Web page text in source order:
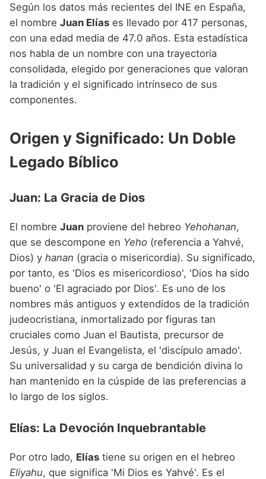
Nombres de niño que empiezan por O
Nombres de niño que empiezan por P
Nombres de niño que empiezan por Q
Nombres de niño que empiezan por R
Nombres de niño que empiezan por S
Nombres de niño que empiezan por U
Nombres de niño que empiezan por W
Nombres de niño que empiezan por Y
Nombres de niño que empiezan por Z
Nombres de Niño Riojanos
Nombres de Niño Valencianos
Nombres de Niño Vascos
Nombres de Niño Portugueses
Nombres de Niño Rumanos
Nombres de Niño Rusos
Nombres de Niño Suecos
Según los datos más recientes del INE en España,
el nombre Juan Elías es llevado por 417 personas,
con una edad media de 47.0 años. Esta estadística
nos habla de un nombre con una trayectoria
consolidada, elegido por generaciones que valoran
la tradición y el significado intrínseco de sus
componentes.
Origen y Significado: Un Doble
Legado Bíblico
Juan: La Gracia de Dios
El nombre Juan proviene del hebreo Yehohanan,
que se descompone en Yeho (referencia a Yahvé,
Dios) y hanan (gracia o misericordia). Su significado,
por tanto, es 'Dios es misericordioso', 'Dios ha sido
bueno' o 'El agraciado por Dios'. Es uno de los
nombres más antiguos y extendidos de la tradición
judeocristiana, inmortalizado por figuras tan
cruciales como Juan el Bautista, precursor de
Jesús, y Juan el Evangelista, el 'discípulo amado'.
Su universalidad y su carga de bendición divina lo
han mantenido en la cúspide de las preferencias a
lo largo de los siglos.
Elías: La Devoción Inquebrantable
Por otro lado, Elías tiene su origen en el hebreo
Eliyahu, que significa 'Mi Dios es Yahvé'. Es el